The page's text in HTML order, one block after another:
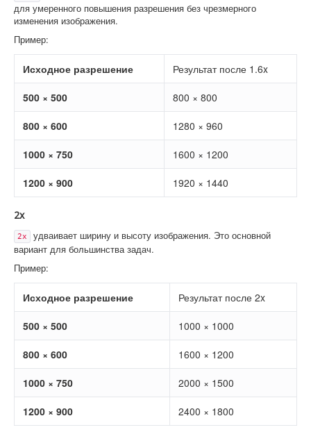
для умеренного повышения разрешения без чрезмерного
изменения изображения.
Пример:
Исходное разрешение Результат после 1.6x
500 × 500 800 × 800
800 × 600 1280 × 960
1000 × 750 1600 × 1200
1200 × 900 1920 × 1440
2x
2x
удваивает ширину и высоту изображения. Это основной
вариант для большинства задач.
Пример:
Исходное разрешение Результат после 2x
500 × 500 1000 × 1000
800 × 600 1600 × 1200
1000 × 750 2000 × 1500
1200 × 900 2400 × 1800